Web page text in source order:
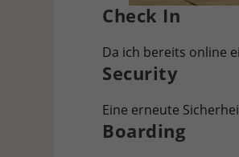
Check In
Da ich bereits online
Security
Eine erneute
Boarding